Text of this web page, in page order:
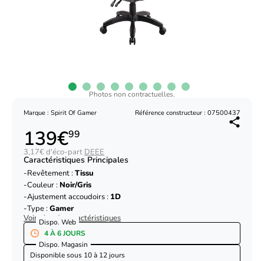
Photos non contractuelles.
Marque : Spirit Of Gamer Référence constructeur : 07500437
139€99
3,17€ d'éco-part DEEE
Caractéristiques Principales
Revêtement :Tissu
Couleur : Noir/Gris
Ajustement accoudoirs : 1D
Type :Gamer
Voir plus de caractéristiques
Dispo. Web
4 À 6 JOURS
Dispo. Magasin
Disponible sous 10 à 12 jours